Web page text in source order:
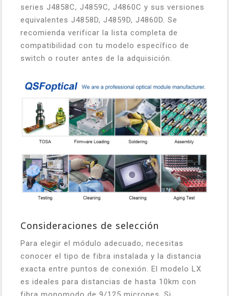
series J4858C, J4859C, J4860C y sus versiones
equivalentes J4858D, J4859D, J4860D. Se
recomienda verificar la lista completa de
compatibilidad con tu modelo específico de
switch o router antes de la adquisición.
Consideraciones de selección
Para elegir el módulo adecuado, necesitas
conocer el tipo de fibra instalada y la distancia
exacta entre puntos de conexión. El modelo LX
es ideales para distancias de hasta 10km con